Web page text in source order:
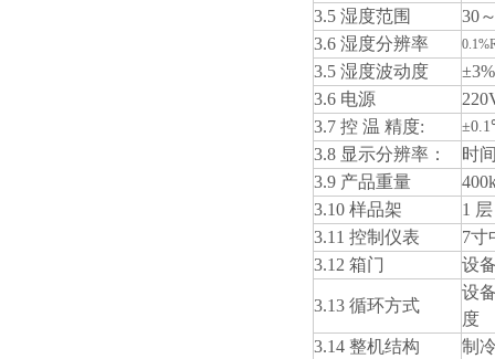
3.5 湿度范围
30
3.6 湿度分辨率
3.5 湿度波动度
3.6 电源
3.7 控 温 精度:
3.8 显示分辨率：
时
3.9 产品重量
3.10 样品架
1 层
3.11 控制仪表
7寸
3.12 箱门
设
3.13 循环方式
设
度
3.14 整机结构
制